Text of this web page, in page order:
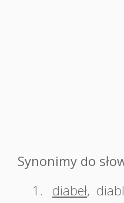
Synonimy do
1.
diabeł,